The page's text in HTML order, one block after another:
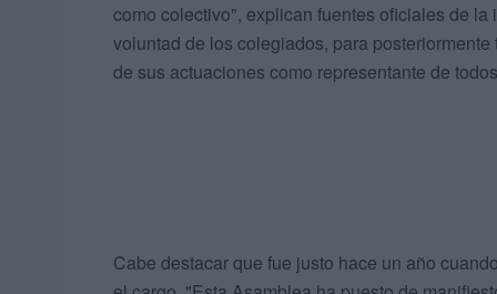
como colectivo", explican fuentes oficiales de
voluntad de los colegiados, para
de sus actuaciones como representante de
Cabe destacar que fue justo hace un año